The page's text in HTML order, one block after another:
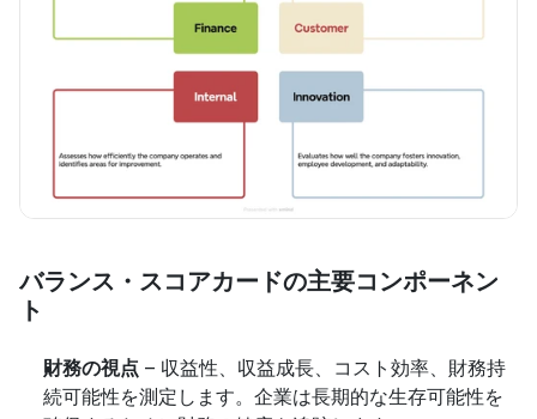
バランス・スコアカードの主要コンポーネン
ト
財務の視点 – 収益性、収益成長、コスト効率、財務持
続可能性を測定します。企業は長期的な生存可能性を